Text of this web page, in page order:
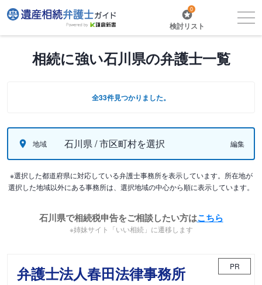
0
検討リスト
相続に強い石川県の弁護士一覧
全33件見つかりました。
地域 石川県 / 市区町村を選択 編集
※選択した都道府県に対応している弁護士事務所を表示しています。所在地が
選択した地域以外にある事務所は、選択地域の中心から順に表示しています。
石川県で相続税申告をご相談したい方はこちら
※姉妹サイト「いい相続」に遷移します
弁護士法人春田法律事務所 PR